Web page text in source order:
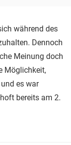
während des
Dennoch
Meinung doch
Möglichkeit,
es war
bereits am 2.